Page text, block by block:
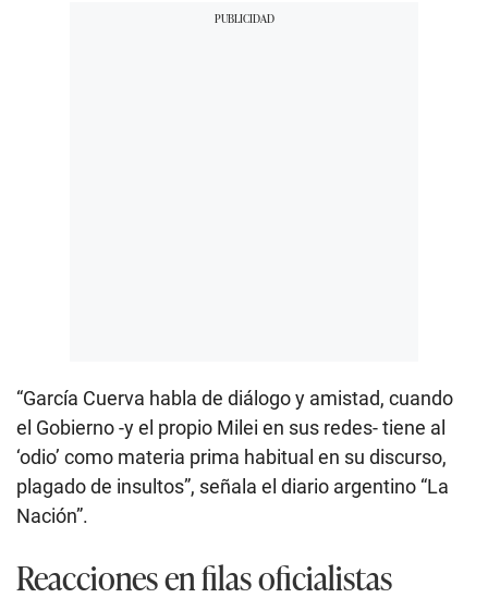
“García Cuerva habla de diálogo y amistad, cuando
el Gobierno -y el propio Milei en sus redes- tiene al
‘odio’ como materia prima habitual en su discurso,
plagado de insultos”, señala el diario argentino “La
Nación”.
Reacciones en filas oficialistas